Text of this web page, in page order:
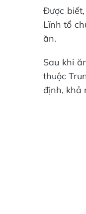
Được
Lĩnh tổ
ăn.
Sau khi
thuộc
định, khả